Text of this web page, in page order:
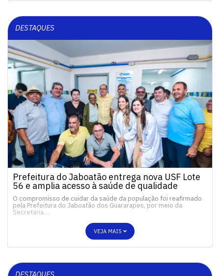
DESTAQUES
Prefeitura do Jaboatão entrega nova USF Lote
56 e amplia acesso à saúde de qualidade
O compromisso de cuidar da saúde da população foi reafirmado
pela Prefeitura do Jaboatão dos Guararapes, por meio da
Secretaria…
VEJA MAIS